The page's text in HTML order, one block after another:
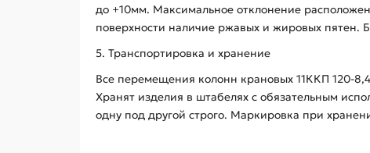
до +10мм. Максимальное отклонение
поверхности наличие ржавых и жировых пятен.
5. Транспортировка и хранение
Все перемещения колонн крановых 11ККП 120-
Хранят изделия в штабелях с обязательным
одну под другой строго. Маркировка при